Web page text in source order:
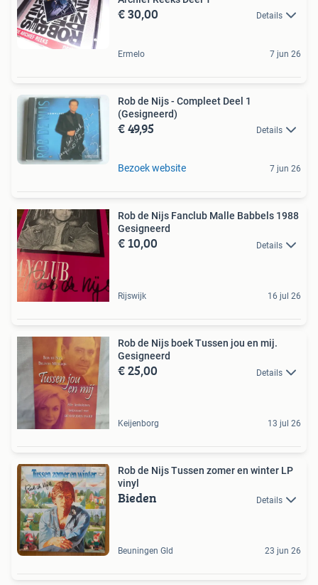
€ 30,00 Details
Ermelo 7 jun 26
Rob de Nijs - Compleet Deel 1
(Gesigneerd)
€ 49,95 Details
Bezoek website 7 jun 26
Rob de Nijs Fanclub Malle Babbels 1988
Gesigneerd
€ 10,00 Details
Rijswijk 16 jul 26
Rob de Nijs boek Tussen jou en mij.
Gesigneerd
€ 25,00 Details
Keijenborg 13 jul 26
Rob de Nijs Tussen zomer en winter LP
vinyl
Bieden Details
Beuningen Gld 23 jun 26